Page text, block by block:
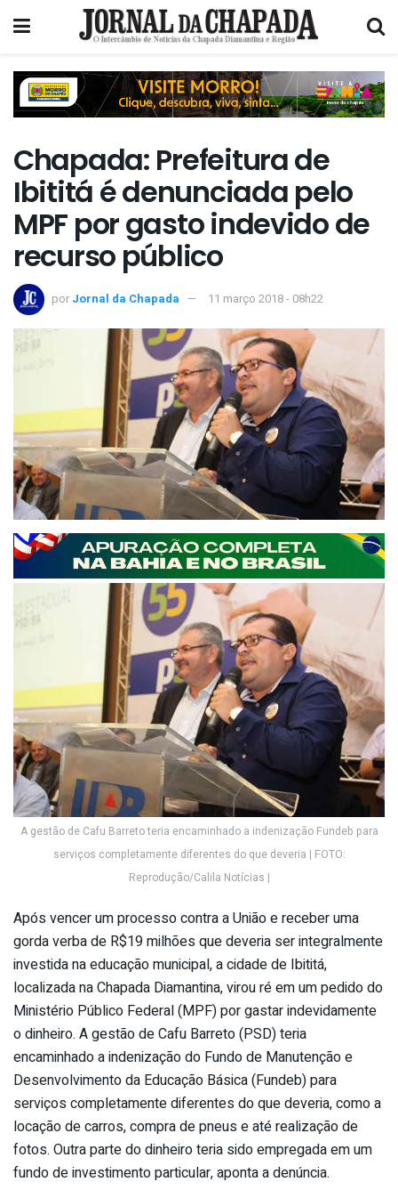
Chapada: Prefeitura de
Ibititá é denunciada pelo
MPF por gasto indevido de
recurso público
por Jornal da Chapada 11 março 2018 - 08h22
A gestão de Cafu Barreto teria encaminhado a indenização Fundeb para
serviços completamente diferentes do que deveria | FOTO:
Reprodução/Calila Notícias |
Após vencer um processo contra a União e receber uma
gorda verba de R$19 milhões que deveria ser integralmente
investida na educação municipal, a cidade de Ibititá,
localizada na Chapada Diamantina, virou ré em um pedido do
Ministério Público Federal (MPF) por gastar indevidamente
o dinheiro. A gestão de Cafu Barreto (PSD) teria
encaminhado a indenização do Fundo de Manutenção e
Desenvolvimento da Educação Básica (Fundeb) para
serviços completamente diferentes do que deveria, como a
locação de carros, compra de pneus e até realização de
fotos. Outra parte do dinheiro teria sido empregada em um
fundo de investimento particular, aponta a denúncia.